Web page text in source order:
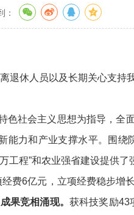
：
休人员以及长期关心支持
社会主义思想为指导，全
力和产业支撑水平。围绕
工程”和农业强省建设提供了
费6亿元，立项经费稳步增
果竞相涌现。 获科技奖励43